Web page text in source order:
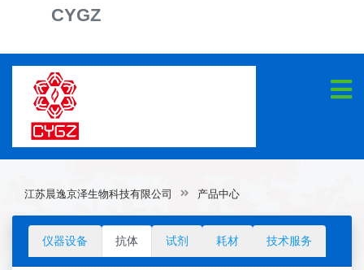
CYGZ
江苏晨逸京泽生物科技有限公司 产品中心
仪器设备 抗体 试剂 耗材 技术服务